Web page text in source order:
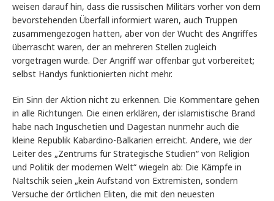
weisen darauf hin, dass die russischen Militärs vorher von dem
bevorstehenden Überfall informiert waren, auch Truppen
zusammengezogen hatten, aber von der Wucht des Angriffes
überrascht waren, der an mehreren Stellen zugleich
vorgetragen wurde. Der Angriff war offenbar gut vorbereitet;
selbst Handys funktionierten nicht mehr.
Ein Sinn der Aktion nicht zu erkennen. Die Kommentare gehen
in alle Richtungen. Die einen erklären, der islamistische Brand
habe nach Inguschetien und Dagestan nunmehr auch die
kleine Republik Kabardino-Balkarien erreicht. Andere, wie der
Leiter des „Zentrums für Strategische Studien“ von Religion
und Politik der modernen Welt“ wiegeln ab: Die Kämpfe in
Naltschik seien „kein Aufstand von Extremisten, sondern
Versuche der örtlichen Eliten, die mit den neuesten